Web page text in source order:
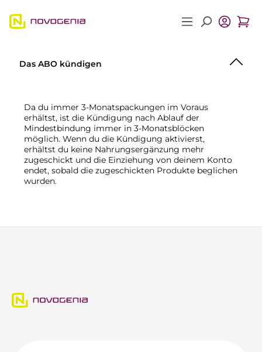
Zum Hauptinhalt springen
Das ABO kündigen
Da du immer 3-Monatspackungen im Voraus
erhältst, ist die Kündigung nach Ablauf der
Mindestbindung immer in 3-Monatsblöcken
möglich. Wenn du die Kündigung aktivierst,
erhältst du keine Nahrungsergänzung mehr
zugeschickt und die Einziehung von deinem Konto
endet, sobald die zugeschickten Produkte beglichen
wurden.